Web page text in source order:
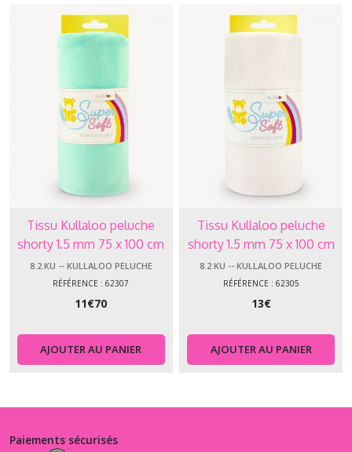
Tissu Kullaloo peluche
shorty 1.5 mm 75 x 100 cm
vert menthe 62307
8.2.KU -- KULLALOO PELUCHE
RÉFÉRENCE : 62307
11€70
AJOUTER AU PANIER
Tissu Kullaloo peluche
shorty 1.5 mm 75 x 100 cm
blanc 62305
8.2.KU -- KULLALOO PELUCHE
RÉFÉRENCE : 62305
13€
AJOUTER AU PANIER
Paiements sécurisés